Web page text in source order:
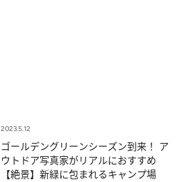
2023.5.12
ゴールデングリーンシーズン到来！ ア
ウトドア写真家がリアルにおすすめ
【絶景】新緑に包まれるキャンプ場